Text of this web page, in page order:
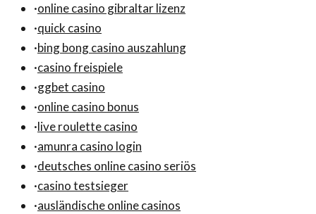
·online casino gibraltar lizenz
·quick casino
·bing bong casino auszahlung
·casino freispiele
·ggbet casino
·online casino bonus
·live roulette casino
·amunra casino login
·deutsches online casino seriös
·casino testsieger
·ausländische online casinos